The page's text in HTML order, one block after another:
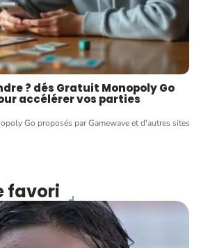
? dés Gratuit Monopoly Go
accélérer vos parties
Go proposés par Gamewave et d'autres sites
favori